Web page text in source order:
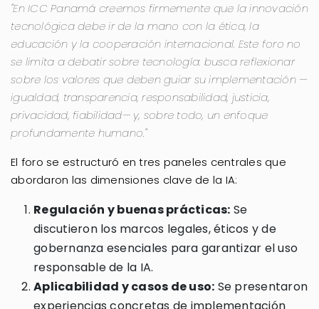
"En ICC Panamá creemos firmemente que la innovación
tecnológica debe ir de la mano con la ética, la
educación y la cooperación internacional. Este foro no
se limita a debatir sobre tecnología: busca reflexionar
sobre los valores que deben guiar su implementación —
igualdad, transparencia, responsabilidad, justicia,
privacidad, fiabilidad— y, sobre todo, un enfoque
profundamente humano."
El foro se estructuró en tres paneles centrales que
abordaron las dimensiones clave de la IA:
Regulación y buenas prácticas: Se
discutieron los marcos legales, éticos y de
gobernanza esenciales para garantizar el uso
responsable de la IA.
Aplicabilidad y casos de uso: Se presentaron